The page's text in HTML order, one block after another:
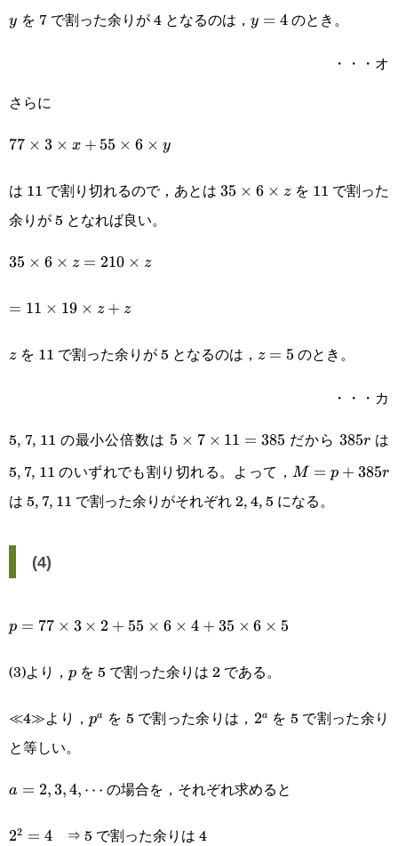
y
y を 7 で割った余りが 4 となるのは， y=4
y = 4のとき。
・・・オ
さらに
77\times3\times
77 × 3 × x + 55 × 6 × y
は 11 で割り切れるので，あとは35\times6\times
35 × 6 × zを 11 で割った
余りが 5 となれば良い。
35\times6\times
35 × 6 × z = 210 × z
=11\times19\times
= 11 × 19 × z + z
z
zを 11 で割った余りが 5 となるのは， z=5
z = 5 のとき。
・・・カ
5, 7, 11 の最小公倍数は 5\times7\times11=385
5 × 7 × 11 = 385 だから 385r
385r は
5, 7, 11 のいずれでも割り切れる。よって，M=p+385r
M = p + 385r
は 5, 7, 11 で割った余りがそれぞれ 2, 4, 5 になる。
(4)
p = 77 × 3 × 2 + 55 × 6 × 4 + 35 × 6 × 5
(3)より， p
p を 5 で割った余りは 2 である。
≪4≫より，p^a
pa を 5 で割った余りは， 2^a
2a
を 5 で割った余り
と等しい。
a=2,3,4,\cdots
a = 2,3,4, ⋯ の場合を，それぞれ求めると
2^2=4
22 = 4⇒ 5 で割った余りは 4